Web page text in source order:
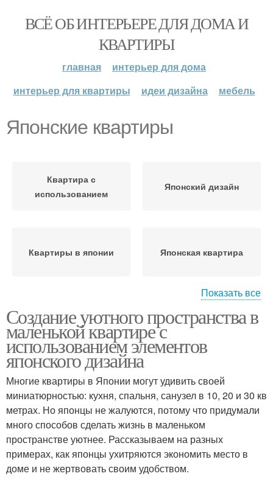
ВСЁ ОБ ИНТЕРЬЕРЕ ДЛЯ ДОМА И
КВАРТИРЫ
главная
интерьер для дома
интерьер для квартиры
идеи дизайна мебель
Японские квартиры
Квартира с
использованием
Японский дизайн
Квартиры в японии Японская квартира
Японский стиль
стиле
Квартира с помощью Японские элементы
Японские идеи
Двухуровневая
квартира
Показать все
Создание уютного пространства в
маленькой квартире с
использованием элементов
японского дизайна
Многие квартиры в Японии могут удивить своей
миниатюрностью: кухня, спальня, санузел в 10, 20 и 30 кв
метрах. Но японцы не жалуются, потому что придумали
много способов сделать жизнь в маленьком
пространстве уютнее. Рассказываем на разных
примерах, как японцы ухитряются экономить место в
доме и не жертвовать своим удобством.